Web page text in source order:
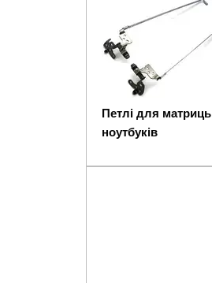
Петлі для матриць
ноутбуків